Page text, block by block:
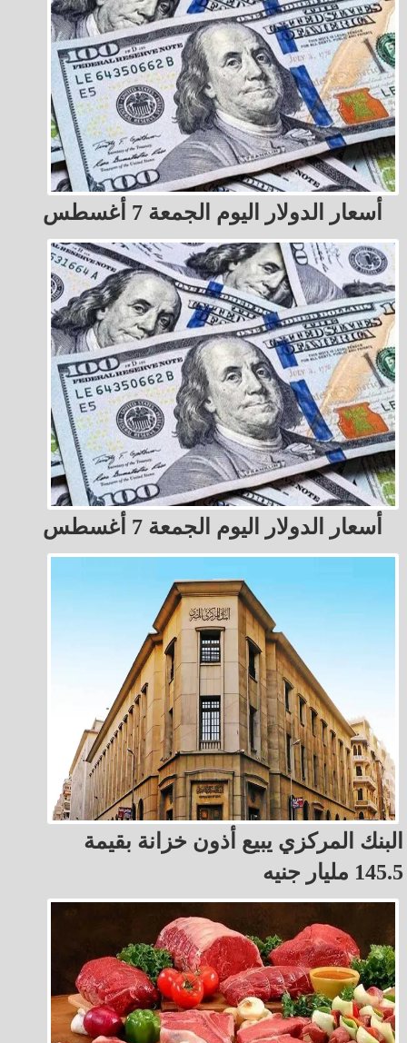
أسعار الدولار اليوم الجمعة 7 أغسطس
أسعار الدولار اليوم الجمعة 7 أغسطس
البنك المركزي يبيع أذون خزانة بقيمة
145.5 مليار جنيه